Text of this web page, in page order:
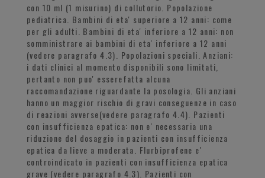
con 10 ml (1 misurino) di collutorio. Popolazione
pediatrica. Bambini di eta' superiore a 12 anni: come
per gli adulti. Bambini di eta' inferiore a 12 anni: non
somministrare ai bambini di eta' inferiore a 12 anni
(vedere paragrafo 4.3). Popolazioni speciali. Anziani:
i dati clinici al momento disponibili sono limitati,
pertanto non puo' esserefatta alcuna
raccomandazione riguardante la posologia. Gli anziani
hanno un maggior rischio di gravi conseguenze in caso
di reazioni avverse(vedere paragrafo 4.4). Pazienti
con insufficienza epatica: non e' necessaria una
riduzione del dosaggio in pazienti con insufficienza
epatica da lieve a moderata. Flurbiprofene e'
controindicato in pazienti con insufficienza epatica
grave (vedere paragrafo 4.3). Pazienti con